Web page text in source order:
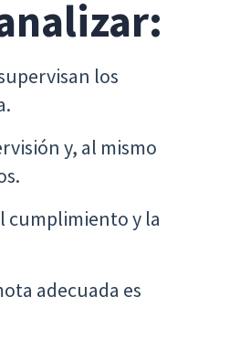
los
y, al mismo
cumplimiento y la
adecuada es